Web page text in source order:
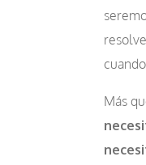
Más